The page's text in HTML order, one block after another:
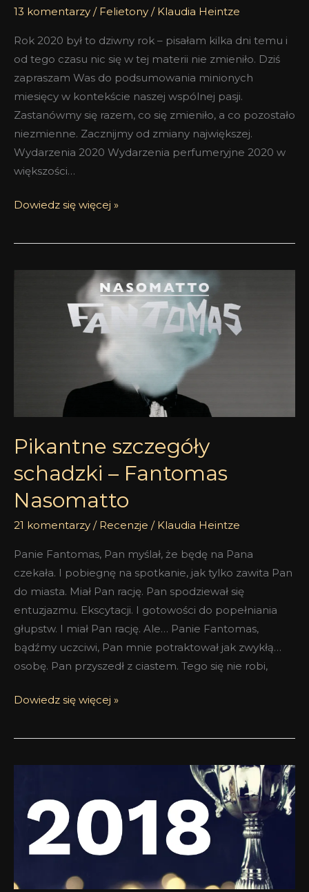
13 komentarzy / Felietony / Klaudia Heintze
Rok 2020 był to dziwny rok – pisałam kilka dni temu i
od tego czasu nic się w tej materii nie zmieniło. Dziś
zapraszam Was do podsumowania minionych
miesięcy w kontekście naszej wspólnej pasji.
Zastanówmy się razem, co się zmieniło, a co pozostało
niezmienne. Zacznijmy od zmiany największej.
Wydarzenia 2020 Wydarzenia perfumeryjne 2020 w
większości…
Dowiedz się więcej »
Pikantne szczegóły
schadzki – Fantomas
Nasomatto
21 komentarzy / Recenzje / Klaudia Heintze
Panie Fantomas, Pan myślał, że będę na Pana
czekała. I pobiegnę na spotkanie, jak tylko zawita Pan
do miasta. Miał Pan rację. Pan spodziewał się
entuzjazmu. Ekscytacji. I gotowości do popełniania
głupstw. I miał Pan rację. Ale… Panie Fantomas,
bądźmy uczciwi, Pan mnie potraktował jak zwykłą…
osobę. Pan przyszedł z ciastem. Tego się nie robi,
Dowiedz się więcej »
roku